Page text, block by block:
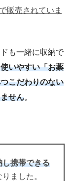
で販売されていま
も一緒に収納で
使いやすい「お薬
こだわりのない
せん。
し携帯できる
ました。